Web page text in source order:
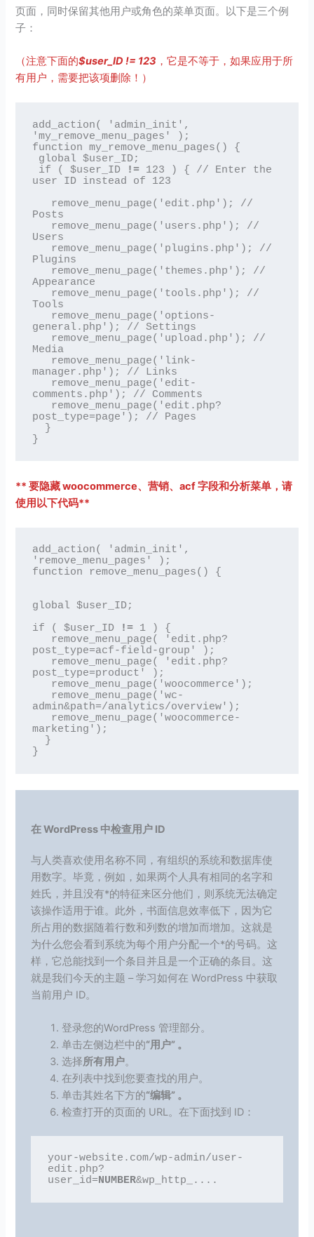
页面，同时保留其他用户或角色的菜单页面。以下是三个例
子：
（注意下面的$user_ID != 123 ，它是不等于，如果应用于所
有用户，需要把该项删除！）
add_action( 'admin_init',
'my_remove_menu_pages' );
function my_remove_menu_pages() {
if ( $user_ID
!= 123 ) { // Enter the
user ID instead of 123
Posts
Users
Plugins
Appearance
Tools
general.php'); // Settings
Media
manager.php'); // Links
comments.php'); // Comments
post_type=page'); // Pages
}
** 要隐藏 woocommerce、营销、acf 字段和分析菜单，请
使用以下代码**
add_action( 'admin_init',
'remove_menu_pages' );
function remove_menu_pages() {
global $user_ID;
if ( $user_ID
!= 1 ) {
post_type=acf-field-group' );
post_type=product' );
admin&path=/analytics/overview');
marketing');
}
在 WordPress 中检查用户 ID
与人类喜欢使用名称不同，有组织的系统和数据库使
用数字。毕竟，例如，如果两个人具有相同的名字和
姓氏，并且没有*的特征来区分他们，则系统无法确定
该操作适用于谁。此外，书面信息效率低下，因为它
所占用的数据随着行数和列数的增加而增加。这就是
为什么您会看到系统为每个用户分配一个*的号码。这
样，它总能找到一个条目并且是一个正确的条目。这
就是我们今天的主题 – 学习如何在 WordPress 中获取
当前用户 ID。
登录您的WordPress 管理部分。
单击左侧边栏中的“用户” 。
选择所有用户。
在列表中找到您要查找的用户。
单击其姓名下方的“编辑” 。
检查打开的页面的 URL。在下面找到 ID：
your-website.com/wp-admin/user-
edit.php?
user_id=NUMBER&wp_http_....